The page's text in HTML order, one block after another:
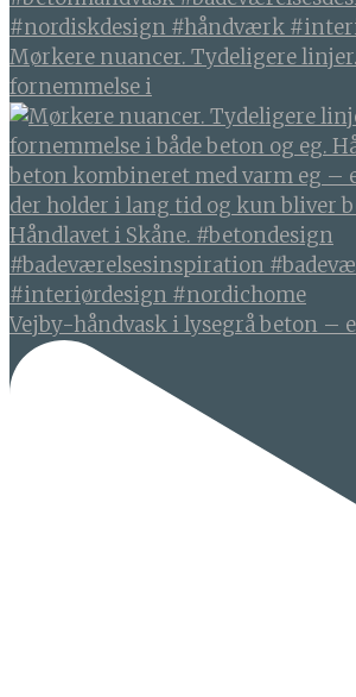
Mørkere nuancer. Tydeligere
fornemmelse i
Vejby-håndvask i lysegrå beton –